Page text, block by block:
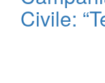
Civile: